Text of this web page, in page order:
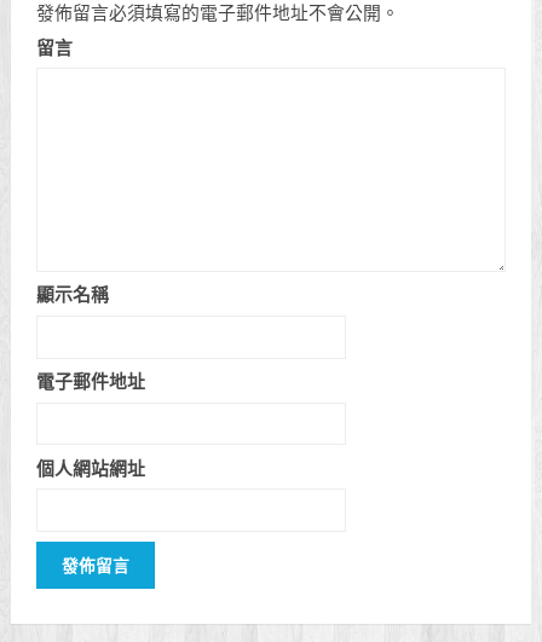
發佈留言必須填寫的電子郵件地址不會公開。
留言
顯示名稱
電子郵件地址
個人網站網址